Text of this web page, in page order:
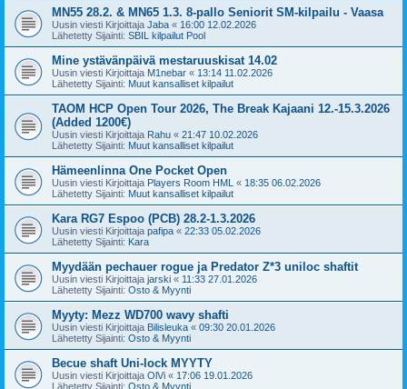
MN55 28.2. & MN65 1.3. 8-pallo Seniorit SM-kilpailu - Vaasa
Uusin viesti Kirjoittaja Jaba « 16:00 12.02.2026
Lähetetty Sijainti: SBIL kilpailut Pool
Mine ystävänpäivä mestaruuskisat 14.02
Uusin viesti Kirjoittaja M1nebar « 13:14 11.02.2026
Lähetetty Sijainti: Muut kansalliset kilpailut
TAOM HCP Open Tour 2026, The Break Kajaani 12.-15.3.2026
(Added 1200€)
Uusin viesti Kirjoittaja Rahu « 21:47 10.02.2026
Lähetetty Sijainti: Muut kansalliset kilpailut
Hämeenlinna One Pocket Open
Uusin viesti Kirjoittaja Players Room HML « 18:35 06.02.2026
Lähetetty Sijainti: Muut kansalliset kilpailut
Kara RG7 Espoo (PCB) 28.2-1.3.2026
Uusin viesti Kirjoittaja pafipa « 22:33 05.02.2026
Lähetetty Sijainti: Kara
Myydään pechauer rogue ja Predator Z*3 uniloc shaftit
Uusin viesti Kirjoittaja jarski « 11:33 27.01.2026
Lähetetty Sijainti: Osto & Myynti
Myyty: Mezz WD700 wavy shafti
Uusin viesti Kirjoittaja Bilisleuka « 09:30 20.01.2026
Lähetetty Sijainti: Osto & Myynti
Becue shaft Uni-lock MYYTY
Uusin viesti Kirjoittaja OlVi « 17:06 19.01.2026
Lähetetty Sijainti: Osto & Myynti